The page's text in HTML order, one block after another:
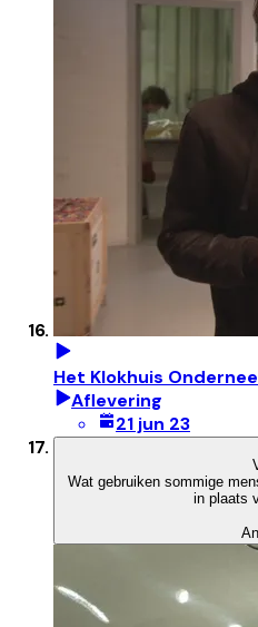
Het Klokhuis
Aflevering
21 jun 23
Wat gebruiken sommige
in plaats